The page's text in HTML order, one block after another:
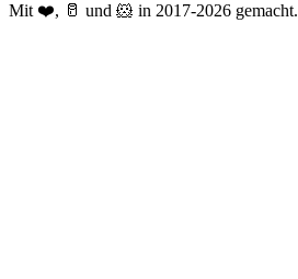
Mit ❤️, 🥛 und 🐹 in 2017-2026 gemacht.